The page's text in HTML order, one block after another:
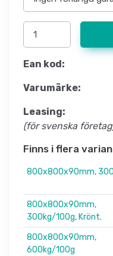
Ean kod:
Varumärke:
Leasing:
(för svenska
Finns i flera
800x800x90mm,
800x800x90mm,
300kg/100g, Krönt.
800x800x90mm,
600kg/100g